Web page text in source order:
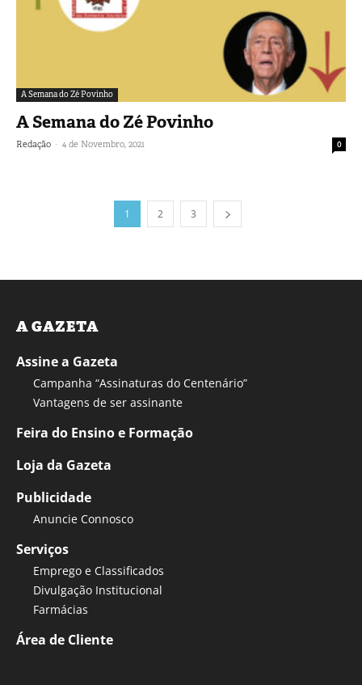
A Semana do Zé Povinho
A Semana do Zé Povinho
Redação - 4 de Novembro, 2021 0
1 2 3
A GAZETA
Assine a Gazeta
Campanha “Assinaturas do Centenário”
Vantagens de ser assinante
Feira do Ensino e Formação
Loja da Gazeta
Publicidade
Anuncie Connosco
Serviços
Emprego e Classificados
Divulgação Institucional
Farmácias
Área de Cliente